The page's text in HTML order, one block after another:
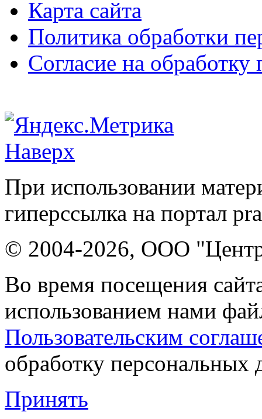
Карта сайта
Политика обработки
Согласие на
Наверх
При использовании
гиперссылка на портал
© 2004-2026, ООО "Центр
Во время посещения
использованием нами
Пользовательским
обработку персональных
Принять